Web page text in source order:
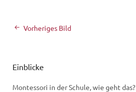
Vorheriges Bild
Einblicke
Montessori in der Schule, wie geht das?